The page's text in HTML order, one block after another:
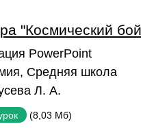
"Космический
PowerPoint
, Средняя школа
Л. А.
(8,03 Мб)